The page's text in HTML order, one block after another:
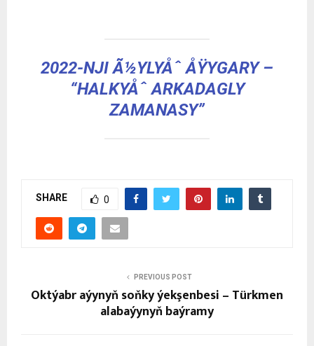
2022-NJI Ã½YLYÅˆ ÅŸYGARY –
“HALKYÅˆ ARKADAGLY
ZAMANASY”
SHARE 0
PREVIOUS POST
Oktýabr aýynyň soňky ýekşenbesi – Türkmen
alabaýynyň baýramy